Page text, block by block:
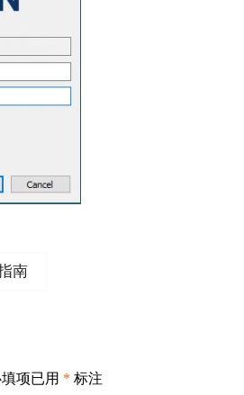
南
项已用 * 标注